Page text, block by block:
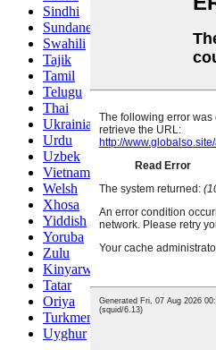
Sindhi
Sundanese
Swahili
Tajik
Tamil
Telugu
Thai
Ukrainian
Urdu
Uzbek
Vietnamese
Welsh
Xhosa
Yiddish
Yoruba
Zulu
Kinyarwanda
Tatar
Oriya
Turkmen
Uyghur